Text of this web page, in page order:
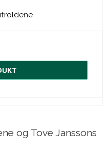
og Tove Janssons